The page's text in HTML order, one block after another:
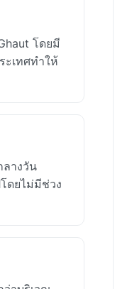
โดยมี
เทศทำให้
างวัน
ดยไม่มีช่วง